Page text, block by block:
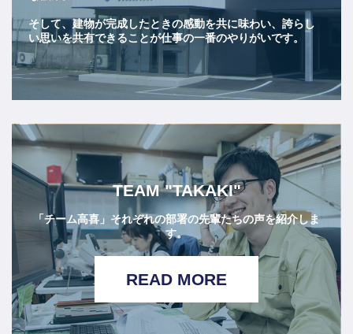
そして、建物が完成したときの感動を共に味わい、誇らし
い思いを共有できることが仕事の一番のやりがいです。
TEAM "TAKAKI"
「チーム高喜」それぞれの部署の先輩たちの声を紹介しま
す。
READ MORE